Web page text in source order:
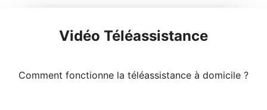
Vidéo Téléassistance
Comment fonctionne la téléassistance à domicile ?